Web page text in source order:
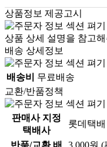
상품정보 제공고시
상품 상세 설명을 참고
배송 상세정보
배송비
무료배송
교환/반품정책
판매사 지정
택배사
롯데택배
반품/교환 배
3,000원